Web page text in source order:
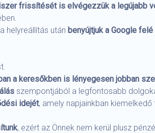
frissítését is elvégezzük a legújabb
helyreállítás után benyújtjuk a Google
a keresőkben is lényegesen jobban
szempontjából a legfontosabb
idejét, amely napjainkban
, ezért az Önnek nem kerül plusz